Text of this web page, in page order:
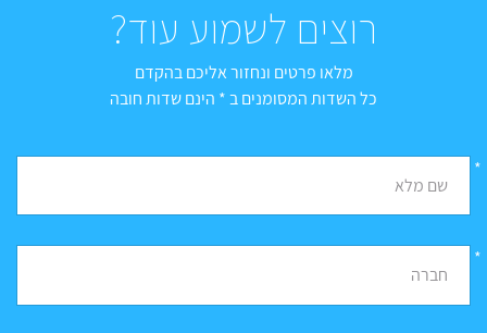
רוצים לשמוע עוד?
מלאו פרטים ונחזור אליכם בהקדם
כל השדות המסומנים ב * הינם שדות חובה
שם מלא
*
חברה
*